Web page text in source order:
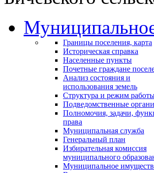
Границы поселения, карта
Историческая справка
Населенные пункты
Почетные граждане
Анализ состояния и
использования земель
Структура и режим
Подведомственные
Полномочия, задачи,
права
Муниципальная служба
Генеральный план
Избирательная комиссия
муниципального
Муниципальное